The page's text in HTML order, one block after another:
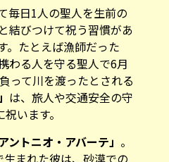
毎日1人の聖人を生前の
結びつけて祝う習慣があ
。たとえば漁師だった
わる人を守る聖人で6月
って川を渡ったとされる
は、旅人や交通安全の守
います。
ントニオ・アバーテ」 。
まれた彼は、砂漠での